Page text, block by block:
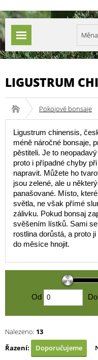
LIGUSTRUM
Pokojové bonsaje
Ligustrum chinensis,
méně náročné bonsaje,
pěstiteli. Je to
proto i případné chyby
napravit. Můžete ho
jsou zelené, ale u
panašované. Místo,
světla, ne však přímé
zálivku. Pokud bonsaj
svěšením lístků. Sami
rostlina dorůstá, a proto
do měsíce hnojit.
Od Do
Nalezeno: 13
Řazení:
Doporučujeme